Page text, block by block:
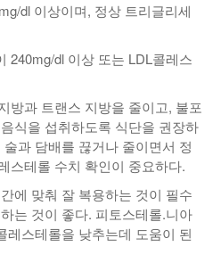
dl 이상이며, 정상 트리글리세
240mg/dl 이상 또는 LDL콜레스
방과 트랜스 지방을 줄이고, 불포
식을 섭취하도록 식단을 권장하
과 담배를 끊거나 줄이면서 정
스테롤 수치 확인이 중요하다.
에 맞춰 잘 복용하는 것이 필수
는 것이 좋다. 피토스테롤.니아
레스테롤을 낮추는데 도움이 된